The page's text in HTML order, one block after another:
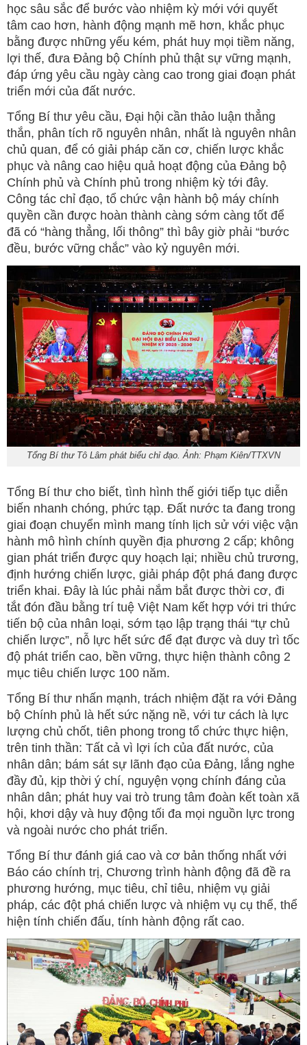
học sâu sắc để bước vào nhiệm kỳ mới với quyết
tâm cao hơn, hành động mạnh mẽ hơn, khắc phục
bằng được những yếu kém, phát huy mọi tiềm năng,
lợi thế, đưa Đảng bộ Chính phủ thật sự vững mạnh,
đáp ứng yêu cầu ngày càng cao trong giai đoạn phát
triển mới của đất nước.
Tổng Bí thư yêu cầu, Đại hội cần thảo luận thẳng
thắn, phân tích rõ nguyên nhân, nhất là nguyên nhân
chủ quan, để có giải pháp căn cơ, chiến lược khắc
phục và nâng cao hiệu quả hoạt động của Đảng bộ
Chính phủ và Chính phủ trong nhiệm kỳ tới đây.
Công tác chỉ đạo, tổ chức vận hành bộ máy chính
quyền cần được hoàn thành càng sớm càng tốt để
đã có “hàng thẳng, lối thông” thì bây giờ phải “bước
đều, bước vững chắc” vào kỷ nguyên mới.
Tổng Bí thư Tô Lâm phát biểu chỉ đạo. Ảnh: Phạm Kiên/TTXVN
Tổng Bí thư cho biết, tình hình thế giới tiếp tục diễn
biến nhanh chóng, phức tạp. Đất nước ta đang trong
giai đoạn chuyển mình mang tính lịch sử với việc vận
hành mô hình chính quyền địa phương 2 cấp; không
gian phát triển được quy hoạch lại; nhiều chủ trương,
định hướng chiến lược, giải pháp đột phá đang được
triển khai. Đây là lúc phải nắm bắt được thời cơ, đi
tắt đón đầu bằng trí tuệ Việt Nam kết hợp với tri thức
tiến bộ của nhân loại, sớm tạo lập trạng thái “tự chủ
chiến lược”, nỗ lực hết sức để đạt được và duy trì tốc
độ phát triển cao, bền vững, thực hiện thành công 2
mục tiêu chiến lược 100 năm.
Tổng Bí thư nhấn mạnh, trách nhiệm đặt ra với Đảng
bộ Chính phủ là hết sức nặng nề, với tư cách là lực
lượng chủ chốt, tiên phong trong tổ chức thực hiện,
trên tinh thần: Tất cả vì lợi ích của đất nước, của
nhân dân; bám sát sự lãnh đạo của Đảng, lắng nghe
đầy đủ, kịp thời ý chí, nguyện vọng chính đáng của
nhân dân; phát huy vai trò trung tâm đoàn kết toàn xã
hội, khơi dậy và huy động tối đa mọi nguồn lực trong
và ngoài nước cho phát triển.
Tổng Bí thư đánh giá cao và cơ bản thống nhất với
Báo cáo chính trị, Chương trình hành động đã đề ra
phương hướng, mục tiêu, chỉ tiêu, nhiệm vụ giải
pháp, các đột phá chiến lược và nhiệm vụ cụ thể, thể
hiện tính chiến đấu, tính hành động rất cao.